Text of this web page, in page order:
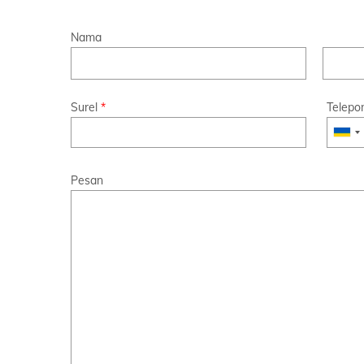
Nama
Surel *
Pesan